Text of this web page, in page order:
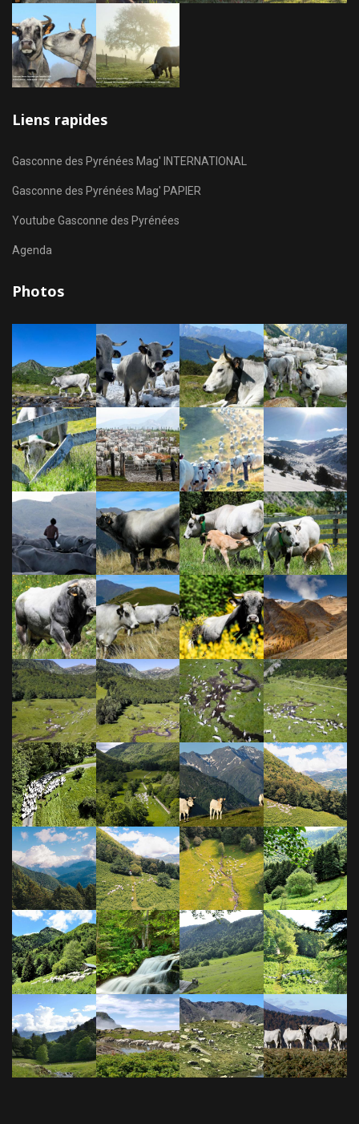
Liens rapides
Gasconne des Pyrénées Mag' INTERNATIONAL
Gasconne des Pyrénées Mag' PAPIER
Youtube Gasconne des Pyrénées
Agenda
Photos